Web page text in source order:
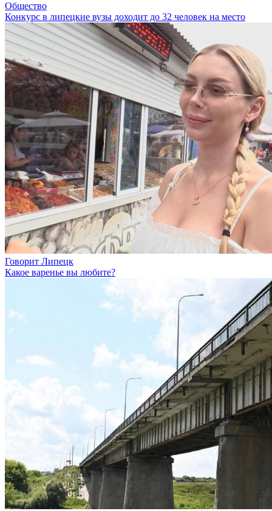
Общество
Конкурс в липецкие вузы доходит до 32 человек на место
Говорит Липецк
Какое варенье вы любите?